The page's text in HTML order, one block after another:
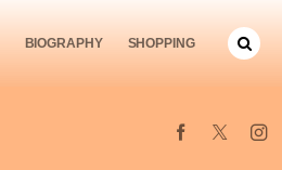
BIOGRAPHY SHOPPING